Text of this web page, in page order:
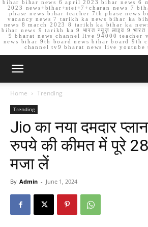
bihar bihar news 6 april 2023 bihar news 6
2023 news+bihar+stet+7+charan news 7
phase news bihar teacher 7th phase news
vacancy news 7 tarikh ka news bihar ka
news 8 march 2023 8 tarikh ka bihar ka
bihar news 9 tarikh ka 9 भारत न्यूज़ लाइव 9
9 bharat news channel live 94000 teacher
news bihar 9th board news bihar board 9th
channel tv9 bharat news live youtube
Home Trending
Trending
Jio का नया दमदार
रुपये की कीमत में पूरे
मजा लें
By Admin - June 1, 2024